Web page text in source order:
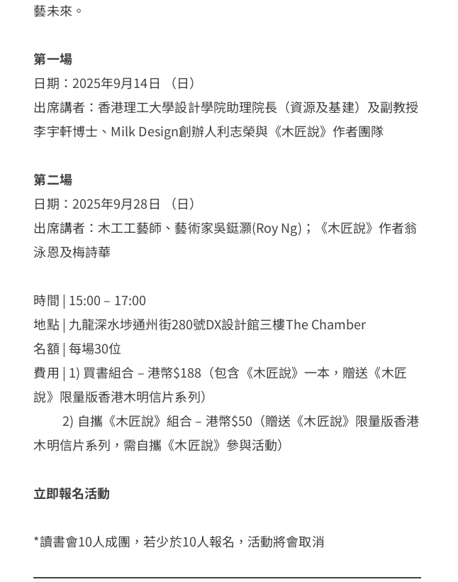
藝未來。
第一場
日期：2025年9月14日 （日）
出席講者：香港理工大學設計學院助理院長（資源及基建）及副教授
李宇軒博士、Milk Design創辦人利志榮與《木匠說》作者團隊
第二場
日期：2025年9月28日 （日）
出席講者：木工工藝師、藝術家吳鋌灝(Roy Ng)；《木匠說》作者翁
泳恩及梅詩華
時間 | 15:00 – 17:00
地點 | 九龍深水埗通州街280號DX設計館三樓The Chamber
名額 | 每場30位
費用 | 1) 買書組合 – 港幣$188（包含《木匠說》一本，贈送《木匠
說》限量版香港木明信片系列）
2) 自攜《木匠說》組合 – 港幣$50（贈送《木匠說》限量版香港
木明信片系列，需自攜《木匠說》參與活動）
立即報名活動
*讀書會10人成團，若少於10人報名，活動將會取消